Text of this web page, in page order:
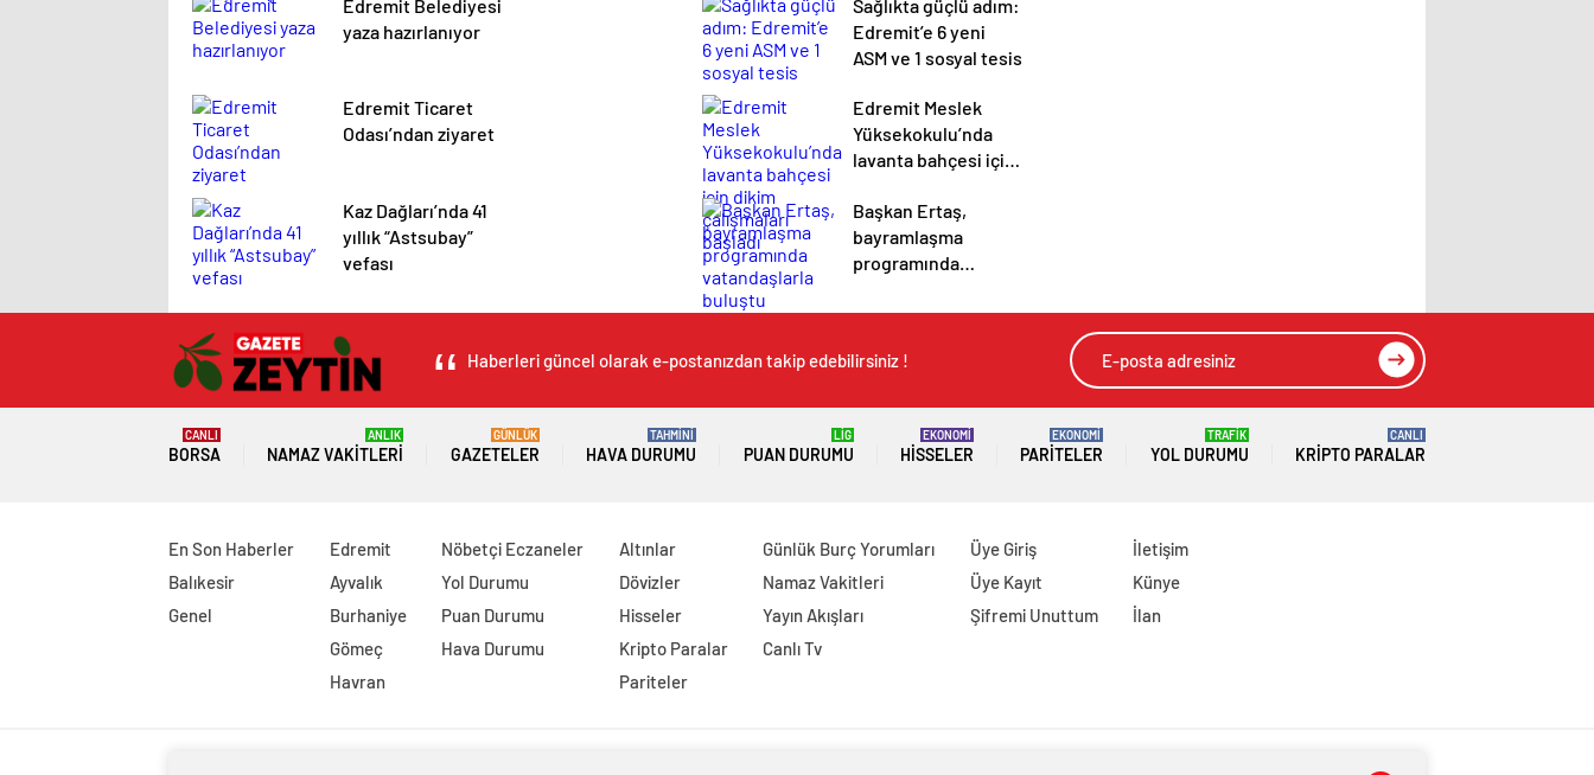
Edremit Belediyesi
yaza hazırlanıyor
Edremit Ticaret
Odası’ndan ziyaret
Kaz Dağları’nda 41
yıllık “Astsubay”
vefası
Sağlıkta güçlü adım:
Edremit’e 6 yeni
ASM ve 1 sosyal tesis
Edremit Meslek
Yüksekokulu’nda
lavanta bahçesi için
başladı
Başkan Ertaş,
bayramlaşma
programında
buluştu
Haberleri güncel olarak e-postanızdan takip edebilirsiniz !
BORSA
CANLI
NAMAZ VAKITLERI
ANLIK
GAZETELER
GÜNLÜK
HAVA DURUMU
TAHMİNİ
PUAN DURUMU
LİG
HISSELER
EKONOMİ
PARITELER
EKONOMİ
YOL DURUMU
TRAFİK
KRIPTO PARALAR
CANLI
En Son Haberler
Balıkesir
Genel
Edremit
Ayvalık
Burhaniye
Gömeç
Havran
Nöbetçi Eczaneler
Yol Durumu
Puan Durumu
Hava Durumu
Altınlar
Dövizler
Hisseler
Kripto Paralar
Pariteler
Günlük Burç Yorumları
Namaz Vakitleri
Yayın Akışları
Canlı Tv
Üye Giriş
Üye Kayıt
Şifremi Unuttum
İletişim
Künye
İlan